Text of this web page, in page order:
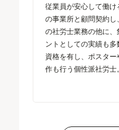
従業員が安心して働け
の事業所と顧問契約
の社労士業務の他に
ントとしての実績も
資格を有し、ポスタ
作も行う個性派社労士。